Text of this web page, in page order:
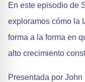
En este episodio de
exploramos cómo la
forma a la forma en
alto crecimiento
Presentada por